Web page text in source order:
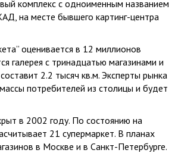
комплекс с одноименным названием
на месте бывшего картинг-центра
оценивается в 12 миллионов
галерея с тринадцатью магазинами и
2.2 тысяч кв.м. Эксперты рынка
потребителей из столицы и будет
в 2002 году. По состоянию на
21 супермаркет. В планах
в Москве и в Санкт-Петербурге.